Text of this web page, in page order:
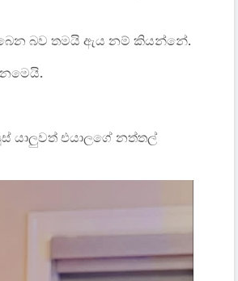
බව තමයි ඇය නම් කියන්නේ.
යාලුවත් එයාලගේ නත්තල්